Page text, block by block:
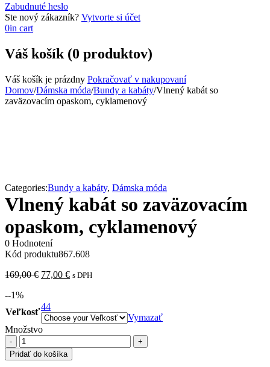
Zabudnuté heslo
Ste nový zákazník? Vytvorte si účet
0in cart
Váš košík (0 produktov)
Váš košík je prázdny Pokračovať v nakupovaní
Domov/Dámska móda/Bundy a kabáty/Vlnený kabát so
zaväzovacím opaskom, cyklamenový
Categories:Bundy a kabáty, Dámska móda
Vlnený kabát so zaväzovacím
opaskom, cyklamenový
0 Hodnotení
Kód produktu867.608
169,00€ Pôvodná
169,00 €.
77,00 €Aktuálna
s DPH
--1%
Veľkosť
44
Vymazať
Množstvo
množstvo
Vlnený
kabát
Pridať do košíka